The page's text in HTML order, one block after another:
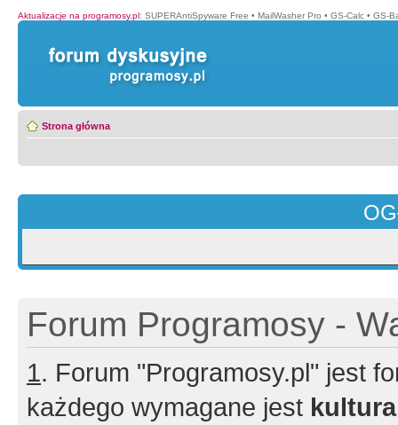
Aktualizacje na programosy.pl: SUPERAntiSpyware Free • MailWasher Pro • GS-Calc • GS-
Strona główna
Forum Programosy -
1. Forum "Programosy.pl" jest
każdego wymagane jest